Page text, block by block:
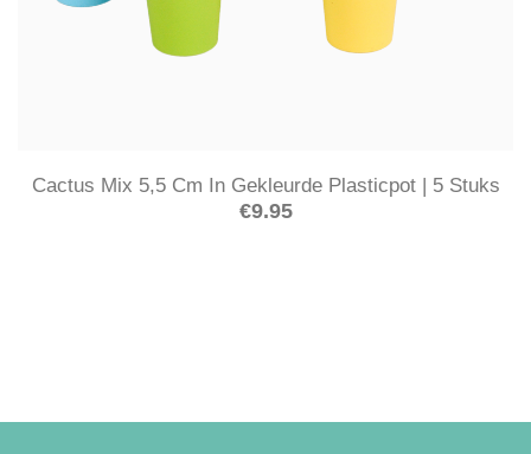
Cactus Mix 5,5 Cm In Gekleurde Plasticpot | 5 Stuks
€9.95